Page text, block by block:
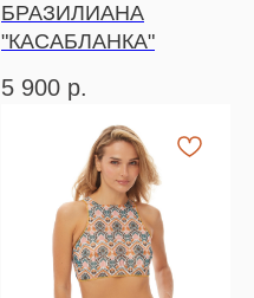
БРАЗИЛИАНА
"КАСАБЛАНКА"
5 900 р.